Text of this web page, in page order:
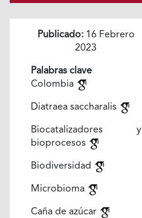
Publicado:16 Febrero
2023
Palabras clave
Colombia
Diatraea saccharalis
Biocatalizadores y
bioprocesos
Biodiversidad
Microbioma
Caña de azúcar